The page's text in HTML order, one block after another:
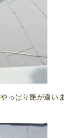
やっぱり艶が違いま